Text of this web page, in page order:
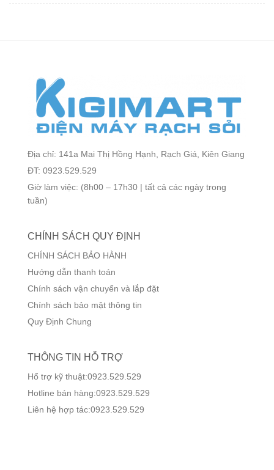
Địa chỉ: 141a Mai Thị Hồng Hạnh, Rạch Giá, Kiên Giang
ĐT: 0923.529.529
Giờ làm việc: (8h00 – 17h30 | tất cả các ngày trong
tuần)
CHÍNH SÁCH QUY ĐỊNH
CHÍNH SÁCH BẢO HÀNH
Hướng dẫn thanh toán
Chính sách vận chuyển và lắp đặt
Chính sách bảo mật thông tin
Quy Định Chung
THÔNG TIN HỖ TRỢ
Hổ trợ kỹ thuật:0923.529.529
Hotline bán hàng:0923.529.529
Liên hệ hợp tác:0923.529.529